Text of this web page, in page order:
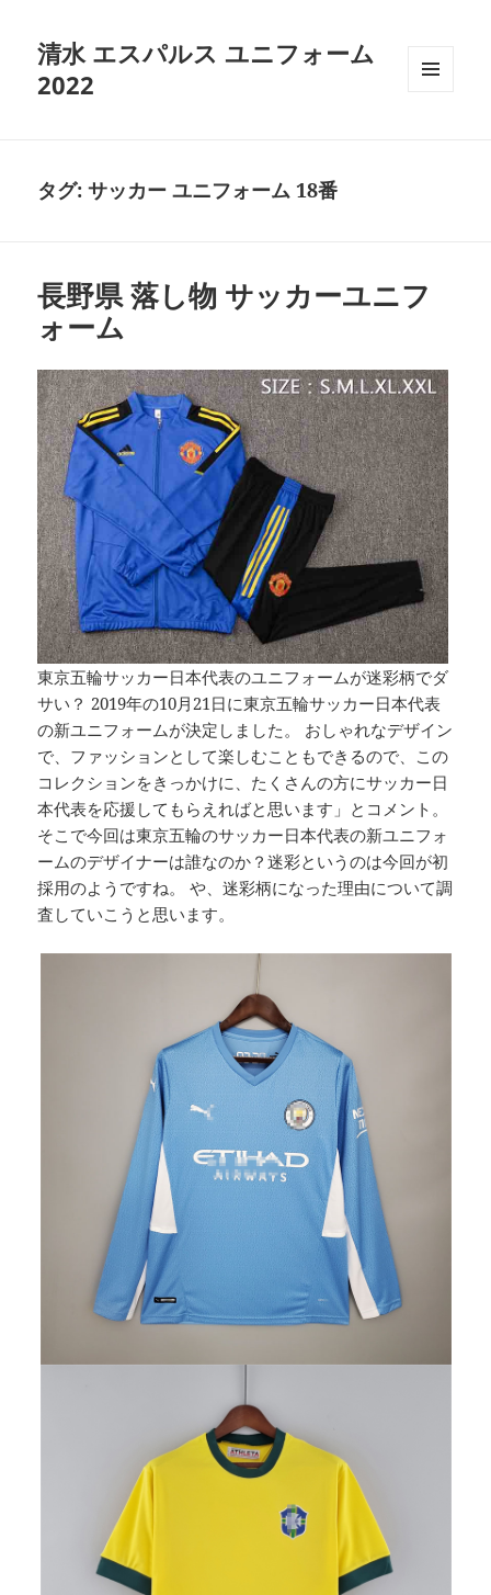
清水 エスパルス ユニフォーム
2022
タグ:サッカー ユニフォーム 18番
長野県 落し物 サッカーユニフ
ォーム
東京五輪サッカー日本代表のユニフォームが迷彩柄でダ
サい？ 2019年の10月21日に東京五輪サッカー日本代表
の新ユニフォームが決定しました。 おしゃれなデザイン
で、ファッションとして楽しむこともできるので、この
コレクションをきっかけに、たくさんの方にサッカー日
本代表を応援してもらえればと思います」とコメント。
そこで今回は東京五輪のサッカー日本代表の新ユニフォ
ームのデザイナーは誰なのか？迷彩というのは今回が初
採用のようですね。 や、迷彩柄になった理由について調
査していこうと思います。